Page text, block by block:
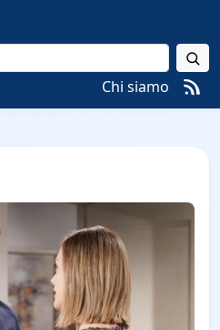
Chi siamo